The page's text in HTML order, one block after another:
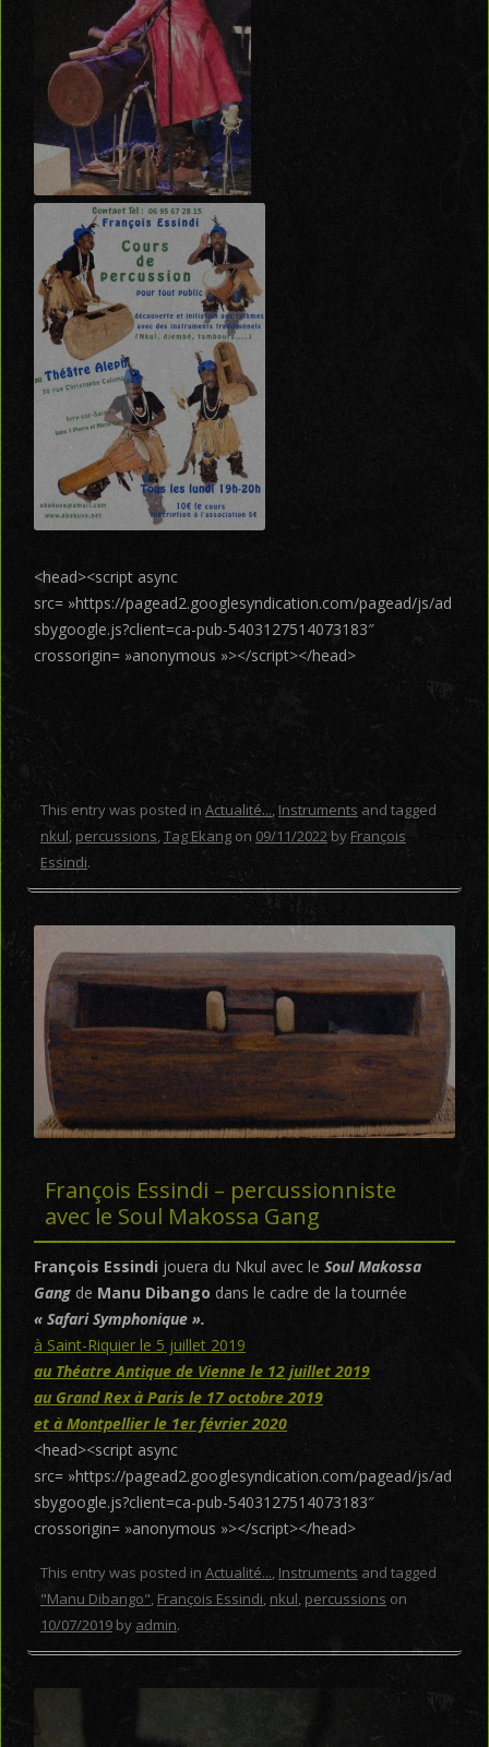
<head><script async
src= »https://pagead2.googlesyndication.com/pagead/js/ad
sbygoogle.js?client=ca-pub-5403127514073183″
crossorigin= »anonymous »></script></head>
This entry was posted in Actualité...,Instruments and tagged
nkul, percussions,Tag Ekangon 09/11/2022byFrançois
Essindi.
François Essindi – percussionniste
avec le Soul Makossa Gang
François Essindijouera du Nkul avec le Soul Makossa
Gangde Manu Dibango dans le cadre de la tournée
« Safari Symphonique ».
à Saint-Riquier le 5 juillet 2019
au Théatre Antique de Vienne le 12 juillet 2019
au Grand Rex à Paris le 17 octobre 2019
et à Montpellier le 1er février 2020
<head><script async
src= »https://pagead2.googlesyndication.com/pagead/js/ad
sbygoogle.js?client=ca-pub-5403127514073183″
crossorigin= »anonymous »></script></head>
This entry was posted in Actualité..., Instruments and tagged
"Manu Dibango", François Essindi, nkul, percussions on
10/07/2019by admin.